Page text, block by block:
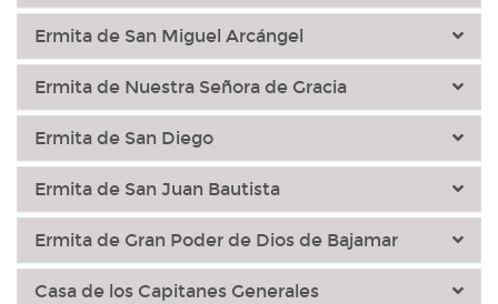
Ermita de San Miguel Arcángel
Ermita de Nuestra Señora de Gracia
Ermita de San Diego
Ermita de San Juan Bautista
Ermita de Gran Poder de Dios de Bajamar
Casa de los Capitanes Generales